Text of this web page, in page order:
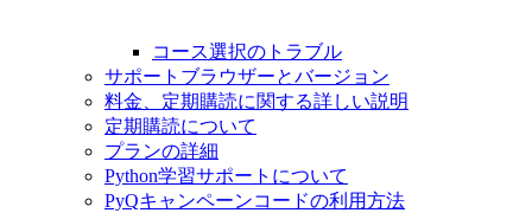
コース選択のトラブル
サポートブラウザーとバージョン
料金、定期購読に関する詳しい説明
定期購読について
プランの詳細
Python学習サポートについて
PyQキャンペーンコードの利用方法